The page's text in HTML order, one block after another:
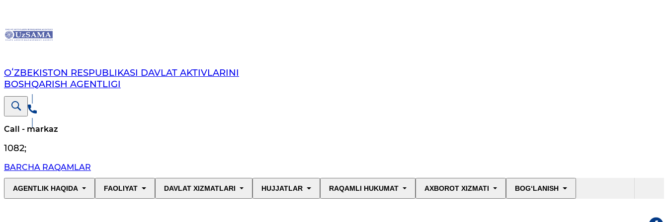
OʻZBEKISTON RESPUBLIKASI DAVLAT AKTIVLARINI
BOSHQARISH AGENTLIGI
Call - markaz
1082;
BARCHA RAQAMLAR
AGENTLIK HAQIDA FAOLIYAT DAVLAT XIZMATLARI HUJJATLAR RAQAMLI HUKUMAT AXBOROT XIZMATI BOG‘LANISH